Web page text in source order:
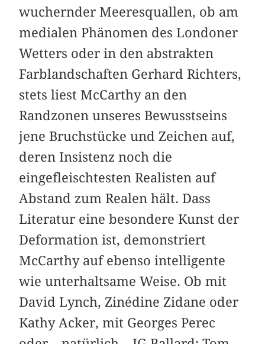
wuchernder Meeres­quallen, ob am
medialen Phänomen des Londoner
Wetters oder in den abstrakten
Farblandschaften Gerhard Richters,
stets liest McCarthy an den
Randzonen unseres Bewusstseins
jene Bruchstücke und Zeichen auf,
deren Insistenz noch die
eingefleischtesten ­Realisten auf
Abstand zum Realen hält. Dass
Literatur eine besondere Kunst der
Deformation ist, demonstriert
McCarthy auf ebenso intelligente
wie unterhaltsame Weise. Ob mit
David Lynch, Zinédine Zidane oder
Kathy Acker, mit Georges Perec